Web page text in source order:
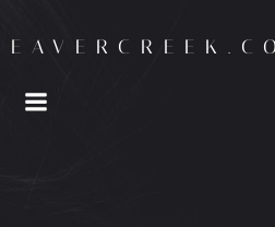
to